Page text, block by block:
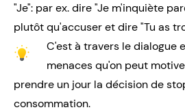
"Je": par ex. dire "Je m'inquiète
plutôt qu'accuser et dire "Tu as
C'est à travers le dialogue
menaces qu'on peut
prendre un jour la décision de
consommation.